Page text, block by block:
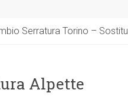
Serratura Torino –
Alpette